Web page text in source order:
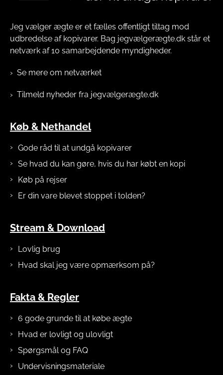
Jeg vælger ægte er et fælles offentligt tiltag mod
udbredelse af kopivarer. Bag jegvælgerægte.dk står et
netværk af 10 samarbejdende myndigheder.
Se mere om netværket
Tilmeld nyheder fra jegvælgerægte.dk
Køb & Nethandel
Gode råd til at undgå kopivarer
Se hvad du kan gøre, hvis du har købt en kopi
Køb på rejser
Er din vare blevet stoppet i tolden?
Stream & Download
Lovlig brug
Hvad skal jeg være opmærksom på?
Fakta & Regler
6 gode grunde til at købe ægte
Hvad er lovligt og ulovligt
Spørgsmål og FAQ
Undervisningsmateriale